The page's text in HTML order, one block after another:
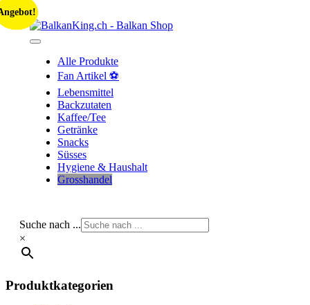
Skip
Alle Produkte
Fan Artikel ⚽
Lebensmittel
Backzutaten
Kaffee/Tee
Getränke
Snacks
Süsses
Hygiene & Haushalt
Grosshandel
Suche nach ...
×
Produktkategorien